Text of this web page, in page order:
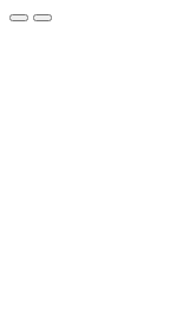
Меню